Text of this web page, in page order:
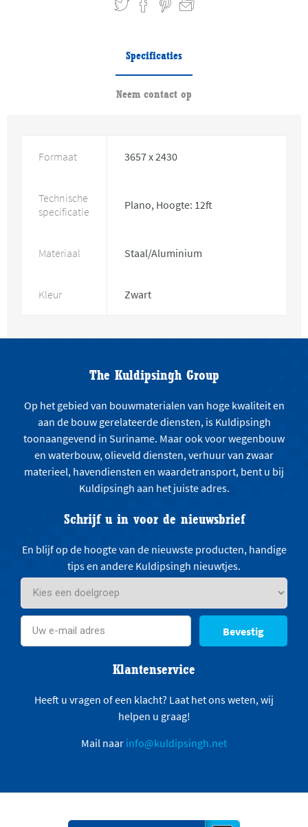
Specificaties
Neem contact op
Formaat 3657 x 2430
Technische
specificatie
Plano, Hoogte: 12ft
Materiaal Staal/Aluminium
Kleur Zwart
The Kuldipsingh Group
Op het gebied van bouwmaterialen van hoge kwaliteit en
aan de bouw gerelateerde diensten, is Kuldipsingh
toonaangevend in Suriname. Maar ook voor wegenbouw
en waterbouw, olieveld diensten, verhuur van zwaar
materieel, havendiensten en waardetransport, bent u bij
Kuldipsingh aan het juiste adres.
Schrijf u in voor de nieuwsbrief
En blijf op de hoogte van de nieuwste producten, handige
tips en andere Kuldipsingh nieuwtjes.
Bevestig
Klantenservice
Heeft u vragen of een klacht? Laat het ons weten, wij
helpen u graag!
Mail naar info@kuldipsingh.net